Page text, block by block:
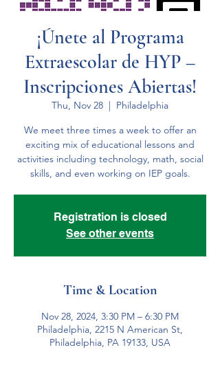
¡Únete al Programa
Extraescolar de HYP –
Inscripciones Abiertas!
Thu, Nov 28
  |
Philadelphia
We meet three times a week to offer an
exciting mix of educational lessons and
activities including technology, math, social
skills, and even working on IEP goals.
Registration is closed
See other events
Time & Location
Nov 28, 2024, 3:30 PM – 6:30 PM
Philadelphia, 2215 N American St,
Philadelphia, PA 19133, USA